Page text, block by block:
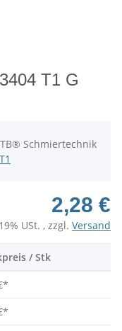
T1 G
2,28 €
USt. , zzgl. Versand
/ Stk
*
*